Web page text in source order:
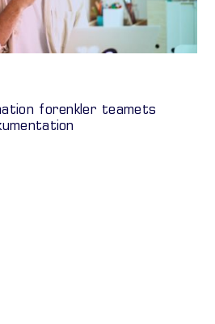
forenkler teamets